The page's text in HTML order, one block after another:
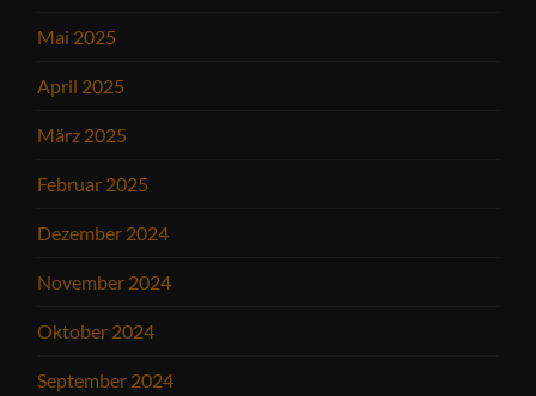
Mai 2025
April 2025
März 2025
Februar 2025
Dezember 2024
November 2024
Oktober 2024
September 2024